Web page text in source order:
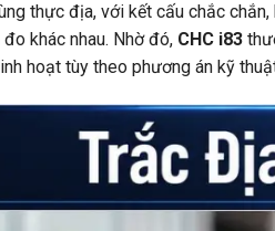
thực địa, với kết cấu chắc
khác nhau. Nhờ đó, CHC i83
hoạt tùy theo phương án kỹ